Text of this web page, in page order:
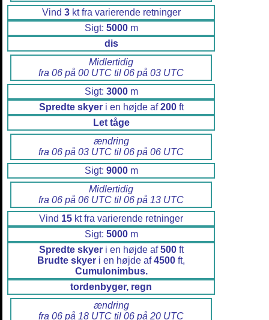
Vind 3kt fra varierende retninger
Sigt: 5000m
dis
Midlertidig
fra 06 på 00 UTC til 06 på 03 UTC
Sigt: 3000m
Spredte skyeri en højde af200ft
Let tåge
ændring
fra 06 på 03 UTC til 06 på 06 UTC
Sigt: 9000m
Midlertidig
fra 06 på 06 UTC til 06 på 13 UTC
Vind 15 kt fra varierende retninger
Sigt: 5000m
Spredte skyeri en højde af500ft
Brudte skyer i en højde af4500 ft,
Cumulonimbus.
tordenbyger, regn
ændring
fra 06 på 18 UTC til 06 på 20 UTC